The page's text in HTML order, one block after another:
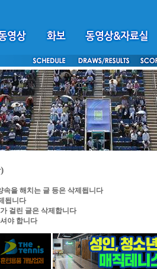
을 해치는 글 등은 삭제됩니다
됩니다
걸린 글은 삭제합니다
야 합니다